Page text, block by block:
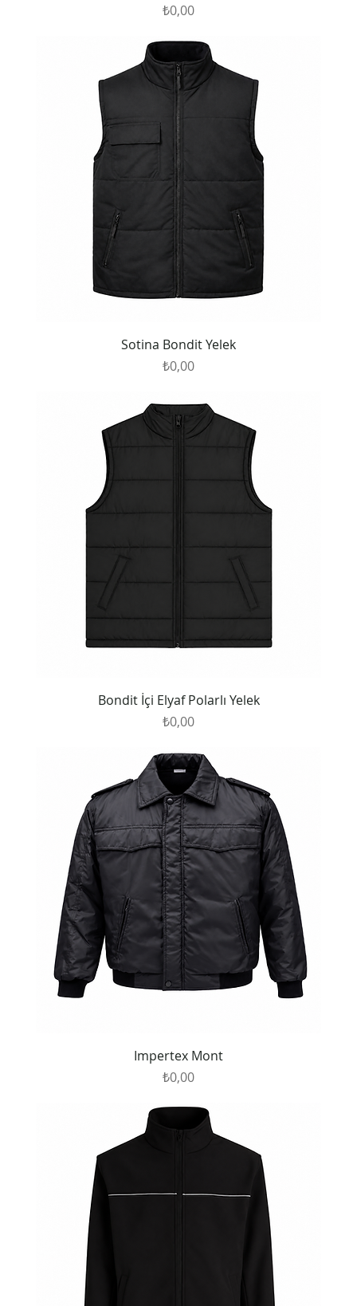
Fiyat
₺0,00
Sotina Bondit Yelek
Fiyat
₺0,00
Bondit İçi Elyaf Polarlı Yelek
Fiyat
₺0,00
Impertex Mont
Fiyat
₺0,00